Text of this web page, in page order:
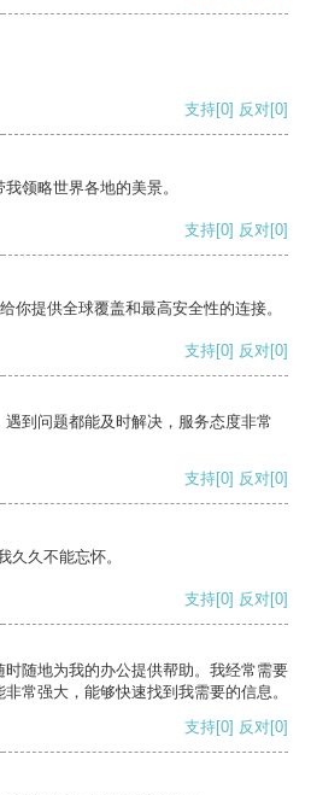
支持[0] 反对[0]
领略世界各地的美景。
支持[0] 反对[0]
你提供全球覆盖和最高安全性的连接。
支持[0] 反对[0]
到问题都能及时解决，服务态度非常
支持[0] 反对[0]
久久不能忘怀。
支持[0] 反对[0]
随地为我的办公提供帮助。我经常需要
常强大，能够快速找到我需要的信息。
支持[0] 反对[0]